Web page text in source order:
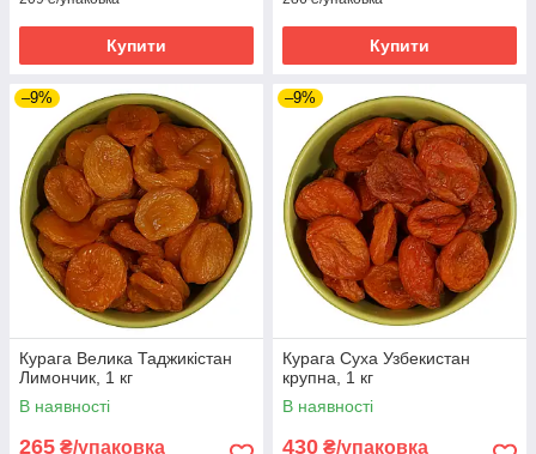
Купити Купити
–9%
Курага Велика Таджикістан
Лимончик, 1 кг
В наявності
265 ₴/упаковка
–9%
Курага Суха Узбекистан
крупна, 1 кг
В наявності
430 ₴/упаковка